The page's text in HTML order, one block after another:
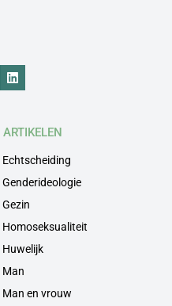
ARTIKELEN
Echtscheiding
Genderideologie
Gezin
Homoseksualiteit
Huwelijk
Man
Man en vrouw